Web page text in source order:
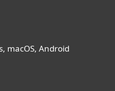
macOS, Android